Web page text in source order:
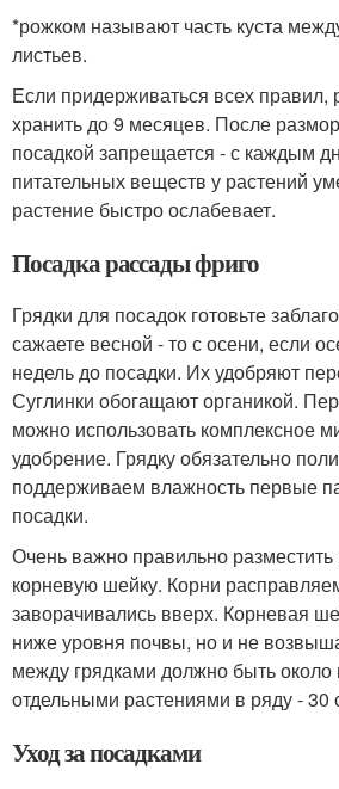
*рожком называют часть куста
листьев.
Если придерживаться всех правил,
хранить до 9 месяцев. После
посадкой запрещается - с каждым
питательных веществ у растений
растение быстро ослабевает.
Посадка рассады фриго
Грядки для посадок готовьте
сажаете весной - то с осени, если
недель до посадки. Их удобряют
Суглинки обогащают органикой.
можно использовать комплексное
удобрение. Грядку обязательно
поддерживаем влажность первые
посадки.
Очень важно правильно разместить
корневую шейку. Корни
заворачивались вверх. Корневая
ниже уровня почвы, но и не
между грядками должно быть
отдельными растениями в ряду - 30
Уход за посадками